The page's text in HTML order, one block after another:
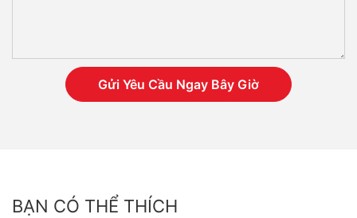
Gửi Yêu Cầu Ngay Bây Giờ
BẠN CÓ THỂ THÍCH